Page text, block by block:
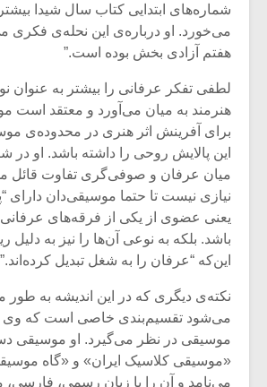
شماره‌های ابتدایی کتاب سال شیدا
می‌خورد. او درباره‌ی این نحله‌ی فکری
هفتم آزادی بخش بوده است.”
لطفی تفکر عرفانی را بیشتر به
هنرمند به میان می‌آورد و معتقد است
برای آفرینش اثر هنری در محدوده‌ی
این پالایش روحی را داشته باشد. او
میان عرفان و صوفی‌گری تفاوت قائل
نیازی نیست تا حتما موسیقی‌دان دارای
یعنی عضوی از یکی از فرقه‌های
باشد. بلکه به نوعی آن‌ها را نیز به دلیل
این‌که “عرفان را به شغل تبدیل
نکته‌ی دیگری که در این اندیشه به طور
می‌شود تقسیم‌بندی خاصی است که وی
موسیقی در نظر می‌گیرد. او موسیقی
«موسیقی کلاسیک ایران» و «گاه
می‌نامد و آن‌ را با زبان رسمی، فارسی،